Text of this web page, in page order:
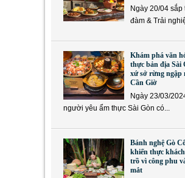
Ngày 20/04 sắp
đàm & Trải
Khám phá văn
thực bản địa Sài
xứ sở rừng ngập
Cần Giờ
Ngày 23/03/
người yêu ẩm thực Sài Gòn có...
Bánh nghệ Gò
khiến thực
trồ vì công phu
mắt